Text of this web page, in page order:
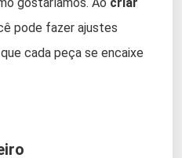
pode fazer ajustes
cada peça se encaixe